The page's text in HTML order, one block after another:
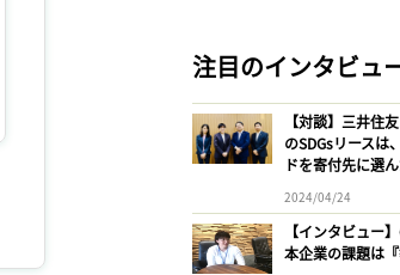
注目のインタビュ
【対談】三井住
のSDGsリースは
ドを寄付先に選
2024/04/24
【インタビュー
本企業の課題は『